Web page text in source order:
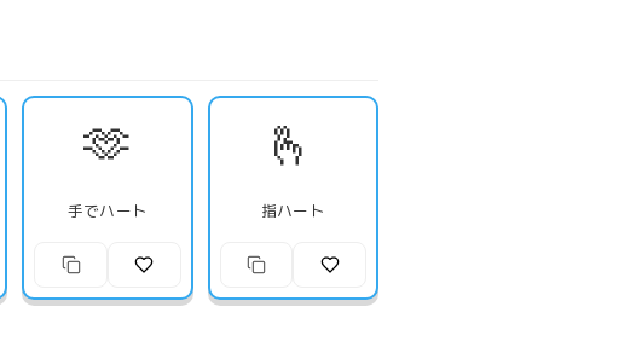
🫶
手でハート
🫰
指ハート